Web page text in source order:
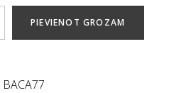
PIEVIENOT GROZAM
BACA77